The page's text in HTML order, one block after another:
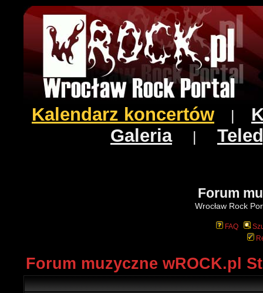
Kalendarz koncertów
Galeria|
Forum
Wrocław Rock
FAQ
Forum muzyczne wROCK.pl